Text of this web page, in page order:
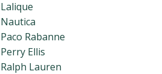
Lalique
Nautica
Paco Rabanne
Perry Ellis
Ralph Lauren